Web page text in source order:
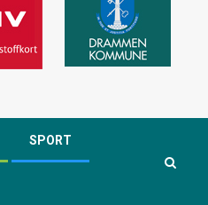
SPORT